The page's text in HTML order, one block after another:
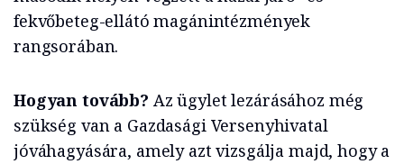
fekvőbeteg-ellátó magánintézmények
rangsorában.
Hogyan tovább? Az ügylet lezárásához még
szükség van a Gazdasági Versenyhivatal
jóváhagyására, amely azt vizsgálja majd, hogy a